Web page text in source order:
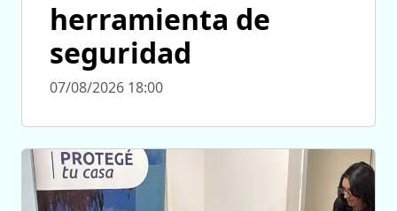
herramienta de
seguridad
07/08/2026 18:00